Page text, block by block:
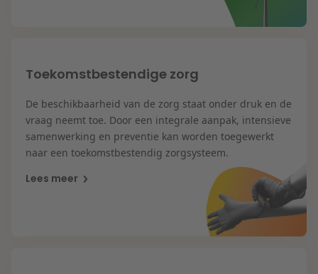
Aansprakelijkheid & Verzekeringen
Litigation
Toekomstbestendige zorg
De beschikbaarheid van de zorg staat onder druk en de
vraag neemt toe. Door een integrale aanpak, intensieve
samenwerking en preventie kan worden toegewerkt
naar een toekomstbestendig zorgsysteem.
Lees meer